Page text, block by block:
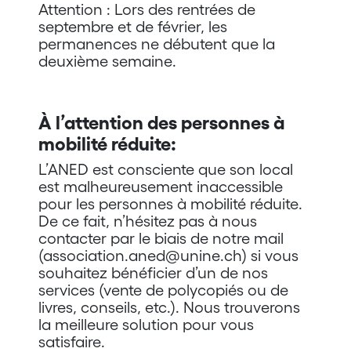
Attention : Lors des rentrées de
septembre et de février, les
permanences ne débutent que la
deuxième semaine.
À l’attention des personnes à
mobilité réduite:
L’ANED est consciente que son local
est malheureusement inaccessible
pour les personnes à mobilité réduite.
De ce fait, n’hésitez pas à nous
contacter par le biais de notre mail
(association.aned@unine.ch) si vous
souhaitez bénéficier d’un de nos
services (vente de polycopiés ou de
livres, conseils, etc.). Nous trouverons
la meilleure solution pour vous
satisfaire.